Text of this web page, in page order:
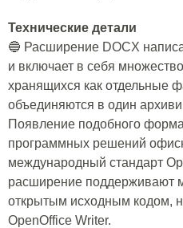
Технические детали
🔵 Расширение DOCX
и включает в себя
хранящихся как отдельные
объединяются в один
Появление подобного
программных решений
международный стандарт
расширение поддерживают
открытым исходным кодом,
OpenOffice Writer.